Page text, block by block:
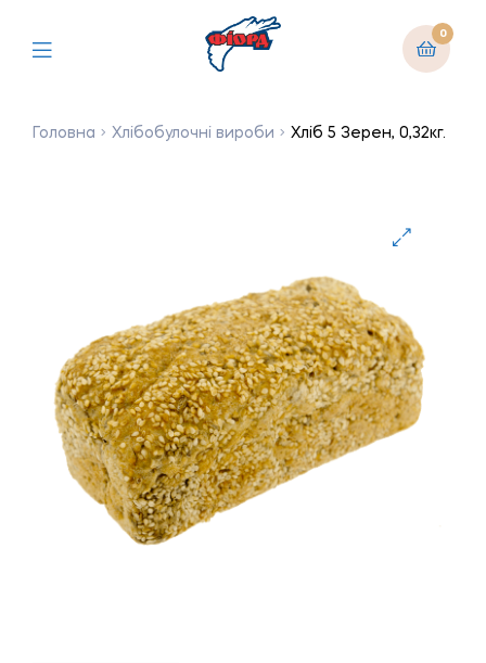
0
Головна Хлібобулочні вироби Хліб 5 Зерен, 0,32кг.